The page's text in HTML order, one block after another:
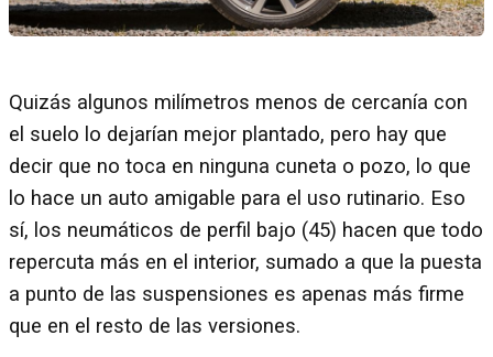
Quizás algunos milímetros menos de cercanía con
el suelo lo dejarían mejor plantado, pero hay que
decir que no toca en ninguna cuneta o pozo, lo que
lo hace un auto amigable para el uso rutinario. Eso
sí, los neumáticos de perfil bajo (45) hacen que todo
repercuta más en el interior, sumado a que la puesta
a punto de las suspensiones es apenas más firme
que en el resto de las versiones.